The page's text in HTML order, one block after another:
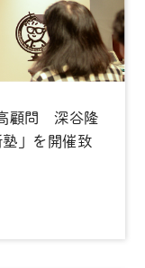
顧問 深谷隆
」を開催致